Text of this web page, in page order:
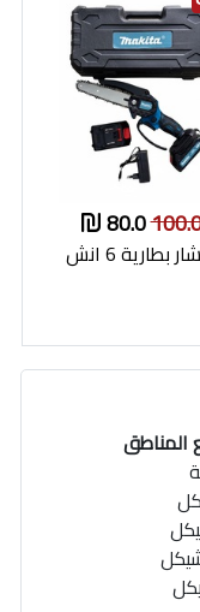
80.0
بطارية 6 انش
المناطق